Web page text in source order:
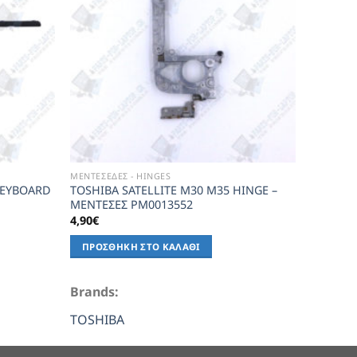
ΜΕΝΤΕΣΕΔΕΣ - HINGES
TOSHIBA SATELLITE M30 M35 HINGE –
ΜΕΝΤΕΣΕΣ PM0013552
4,90€
ΠΡΟΣΘΉΚΗ ΣΤΟ ΚΑΛΆΘΙ
Brands:
TOSHIBA